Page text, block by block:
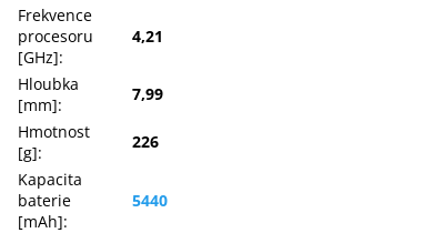
Frekvence
procesoru
[GHz]:
4,21
Hloubka
[mm]:
7,99
Hmotnost
[g]:
226
Kapacita
baterie
[mAh]:
5440